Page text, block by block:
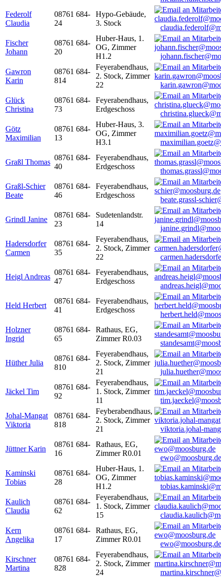
Federolf
Claudia
08761 684-
24
Hypo-Gebäude,
3. Stock
Fischer
Johann
08761 684-
20
Huber-Haus, 1.
OG, Zimmer
H1.2
Gawron
Karin
08761 684-
814
Feyerabendhaus,
2. Stock, Zimmer
22
Glück
Christina
08761 684-
73
Feyerabendhaus,
Erdgeschoss
Götz
Maximilian
08761 684-
13
Huber-Haus, 3.
OG, Zimmer
H3.1
Graßl Thomas
08761 684-
40
Feyerabendhaus,
Erdgeschoss
Graßl-Schier
Beate
08761 684-
46
Feyerabendhaus,
Erdgeschoss
beate.grassl-
Grindl Janine
08761 684-
23
Sudetenlandstr.
14
Hadersdorfer
Carmen
08761 684-
35
Feyerabendhaus,
2. Stock, Zimmer
22
Heigl Andreas
08761 684-
47
Feyerabendhaus,
Erdgeschoss
Held Herbert
08761 684-
41
Feyerabendhaus,
Erdgeschoss
Holzner
Ingrid
08761 684-
65
Rathaus, EG,
Zimmer R0.03
Hüther Julia
08761 684-
810
Feyerabendhaus,
2. Stock, Zimmer
21
Jäckel Tim
08761 684-
92
Feyerabendhaus,
1. Stock, Zimmer
11
Johal-Mangat
Viktoria
08761 684-
818
Feyberabendhaus,
2. Stock, Zimmer
21
viktoria.johal-
Jüttner Karin
08761 684-
16
Rathaus, EG,
Zimmer R0.01
ewo@moosburg.de
Kaminski
Tobias
08761 684-
28
Huber-Haus, 1.
OG, Zimmer
H1.2
Kaulich
Claudia
08761 684-
62
Feyerabendhaus,
1. Stock, Zimmer
15
Kern
Angelika
08761 684-
17
Rathaus, EG,
Zimmer R0.01
ewo@moosburg.de
Kirschner
Martina
08761 684-
828
Feyerabendhaus,
2. Stock, Zimmer
24